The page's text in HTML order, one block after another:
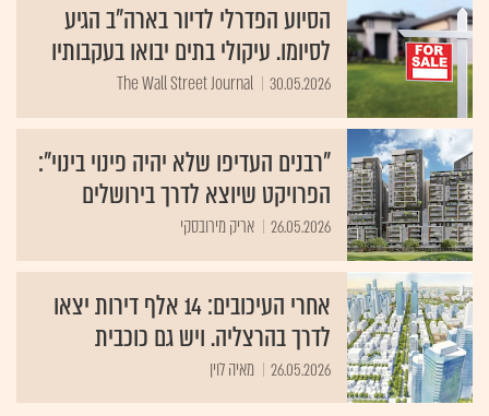
הסיוע הפדרלי לדיור בארה"ב הגיע
לסיומו. עיקולי בתים יבואו בעקבותיו
30.05.2026
The Wall Street Journal
"רבנים העדיפו שלא יהיה פינוי בינוי":
הפרויקט שיוצא לדרך בירושלים
26.05.2026 אריק מירובסקי
אחרי העיכובים: 14 אלף דירות יצאו
לדרך בהרצליה. ויש גם כוכבית
26.05.2026 מאיה לוין